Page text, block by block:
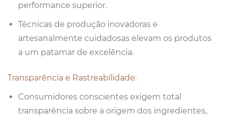
performance superior.
Técnicas de produção inovadoras e
artesanalmente cuidadosas elevam os produtos
a um patamar de excelência.
Transparência e Rastreabilidade:
Consumidores conscientes exigem total
transparência sobre a origem dos ingredientes,